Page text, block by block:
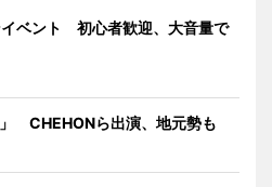
ベント 初心者歓迎、大音量で
CHEHONら出演、地元勢も